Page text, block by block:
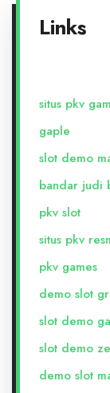
Links
situs pkv
gaple
slot demo
bandar judi
pkv slot
situs pkv
pkv games
demo slot
slot demo
slot demo
demo slot